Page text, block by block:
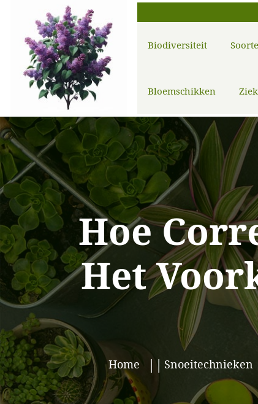
Biodiversiteit
Bloemschikken
Hoe
Het
Home Snoeitechnieken